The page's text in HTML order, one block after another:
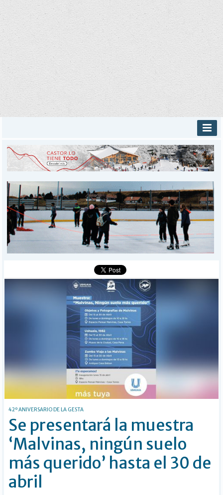
INICIO
PROVINCIALES
DEPORTES
POLICIALES
I-DIARIO
MÁS
BÚSQUEDA
42º ANIVERSARIO DE LA GESTA
Se presentará la muestra
‘Malvinas, ningún suelo
más querido’ hasta el 30 de
abril